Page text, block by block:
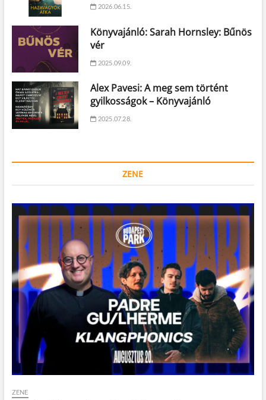
2026.06.15.
Könyvajánló: Sarah Hornsley: Bűnös
vér
2025.09.09.
Alex Pavesi: A meg sem történt
gyilkosságok – Könyvajánló
2025.07.28.
ZENE
ZENE